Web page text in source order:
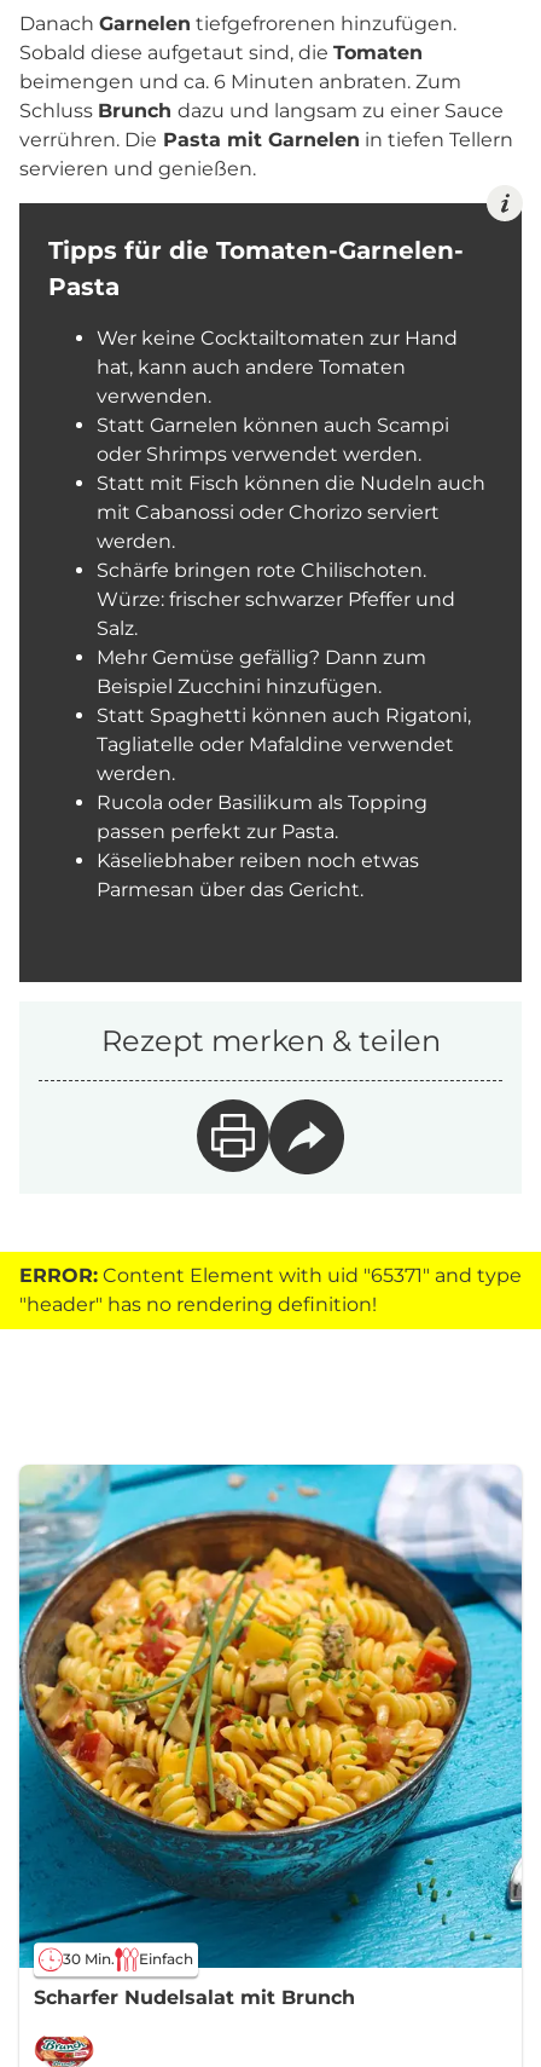
Danach Garnelen tiefgefrorenen hinzufügen.
Sobald diese aufgetaut sind, die Tomaten
beimengen und ca. 6 Minuten anbraten. Zum
Schluss Brunch dazu und langsam zu einer Sauce
verrühren. Die Pasta mit Garnelen in tiefen Tellern
servieren und genießen.
Tipps für die Tomaten-Garnelen-
Pasta
Wer keine Cocktailtomaten zur Hand
hat, kann auch andere Tomaten
verwenden.
Statt Garnelen können auch Scampi
oder Shrimps verwendet werden.
Statt mit Fisch können die Nudeln auch
mit Cabanossi oder Chorizo serviert
werden.
Schärfe bringen rote Chilischoten.
Würze: frischer schwarzer Pfeffer und
Salz.
Mehr Gemüse gefällig? Dann zum
Beispiel Zucchini hinzufügen.
Statt Spaghetti können auch Rigatoni,
Tagliatelle oder Mafaldine verwendet
werden.
Rucola oder Basilikum als Topping
passen perfekt zur Pasta.
Käseliebhaber reiben noch etwas
Parmesan über das Gericht.
Rezept merken & teilen
ERROR: Content Element with uid "65371" and type
"header" has no rendering definition!
30 Min. Einfach
Scharfer Nudelsalat mit Brunch